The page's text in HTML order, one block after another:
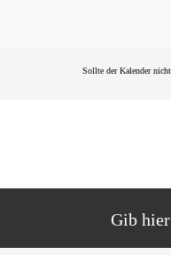
Sollte der Kalender
Gib